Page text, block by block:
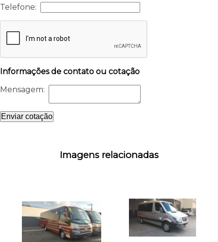
Telefone:
Informações de contato ou cotação
Mensagem:
Enviar cotação
Imagens relacionadas